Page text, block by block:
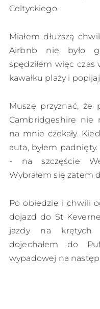
Celtyckiego.
Miałem dłuższą
Airbnb nie było
spędziłem więc czas
kawałku plaży i
Muszę przyznać, że
Cambridgeshire nie
na mnie czekały.
auta, byłem
- na szczęście
Wybrałem się zatem
Po obiedzie i chwili
dojazd do St
jazdy na krętych
dojechałem do
wypadowej na